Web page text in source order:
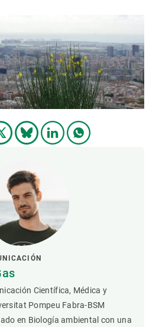
Científica, Médica y
Pompeu Fabra-BSM
en Biología ambiental con una